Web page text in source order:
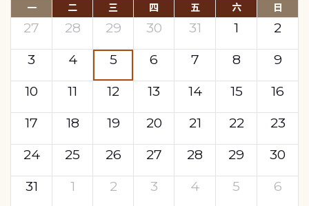
一 二 三 四 五 六 日
27 28 29 30 31 1
2
3
4 5 6 7 8
9
10
11 12 13 14 15
16
17
18 19 20 21 22
23
24
25 26 27 28 29
30
31
1 2 3 4 5 6